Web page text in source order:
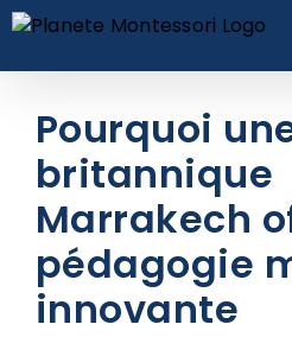
Skip
content
Pourquoi
britannique
Marrakech
pédagogie
innovante